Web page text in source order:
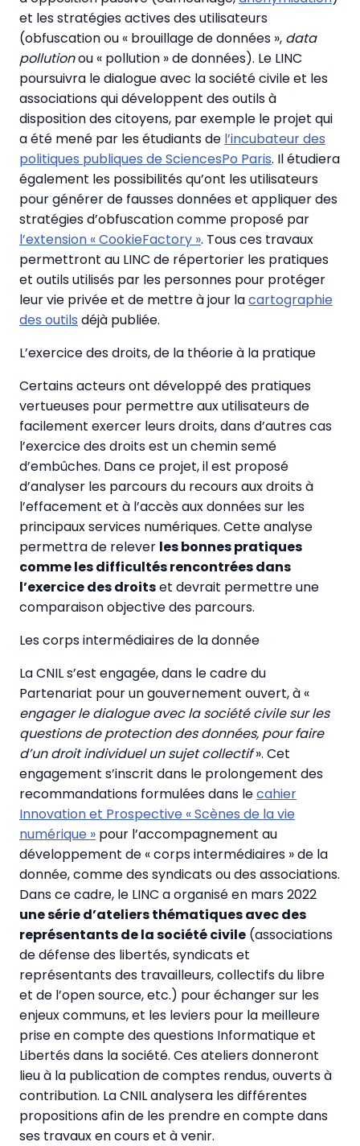
et les stratégies actives des utilisateurs
(obfuscation ou « brouillage de données », data
pollutionou « pollution » de données). Le LINC
poursuivra le dialogue avec la société civile et les
associations qui développent des outils à
disposition des citoyens, par exemple le projet qui
a été mené par les étudiants de l’incubateur des
politiques publiques de SciencesPo Paris. Il étudiera
également les possibilités qu’ont les utilisateurs
pour générer de fausses données et appliquer des
stratégies d’obfuscation comme proposé par
l’extension « CookieFactory ». Tous ces travaux
permettront au LINC de répertorier les pratiques
et outils utilisés par les personnes pour protéger
leur vie privée et de mettre à jour lacartographie
des outils déjà publiée.
L’exercice des droits, de la théorie à la pratique
Certains acteurs ont développé des pratiques
vertueuses pour permettre aux utilisateurs de
facilement exercer leurs droits, dans d’autres cas
l’exercice des droits est un chemin semé
d’embûches. Dans ce projet, il est proposé
d’analyser les parcours du recours aux droits à
l’effacement et à l’accès aux données sur les
principaux services numériques. Cette analyse
permettra de relever les bonnes pratiques
comme les difficultés rencontrées dans
l’exercice des droitset devrait permettre une
comparaison objective des parcours.
Les corps intermédiaires de la donnée
La CNIL s’est engagée, dans le cadre du
Partenariat pour un gouvernement ouvert, à «
engager le dialogue avec la société civile sur les
questions de protection des données, pour faire
d’un droit individuel un sujet collectif». Cet
engagement s’inscrit dans le prolongement des
recommandations formulées dans lecahier
Innovation et Prospective « Scènes de la vie
numérique » pour l’accompagnement au
développement de « corps intermédiaires » de la
donnée, comme des syndicats ou des associations.
Dans ce cadre, le LINC a organisé en mars 2022
une série d’ateliers thématiques avec des
représentants de la société civile (associations
de défense des libertés, syndicats et
représentants des travailleurs, collectifs du libre
et de l’open source, etc.) pour échanger sur les
enjeux communs, et les leviers pour la meilleure
prise en compte des questions Informatique et
Libertés dans la société. Ces ateliers donneront
lieu à la publication de comptes rendus, ouverts à
contribution. La CNIL analysera les différentes
propositions afin de les prendre en compte dans
ses travaux en cours et à venir.